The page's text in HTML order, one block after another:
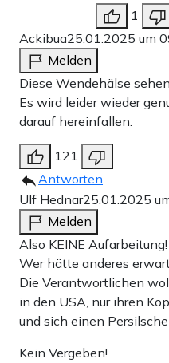
1
Ackibua25.01.2025 um
Melden
Diese Wendehälse
Es wird leider wieder
darauf hereinfallen.
121
Antworten
Ulf Hednar25.01.2025
Melden
Also KEINE Aufarbeitung!
Wer hätte anderes
Die Verantwortlichen
in den USA, nur ihren
und sich einen
Kein Vergeben!